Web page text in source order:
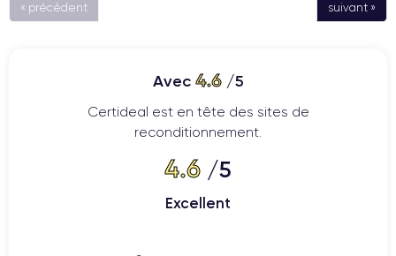
« précédent suivant »
Avec 4.6/5
Certideal est en tête des sites de
reconditionnement.
4.6 /5
Excellent